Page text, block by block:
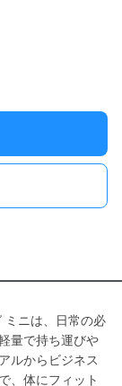
ミニは、日常の必
量で持ち運びや
ルからビジネス
、体にフィット